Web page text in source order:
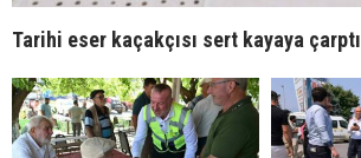
Tarihi eser kaçakçısı sert kayaya çarptı